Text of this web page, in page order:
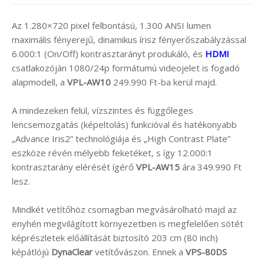
Az 1.280×720 pixel felbontású, 1.300 ANSI lumen
maximális fényerejű, dinamikus írisz fényerőszabályzással
6.000:1 (On/Off) kontrasztarányt produkáló, és HDMI
csatlakozóján 1080/24p formátumú videojelet is fogadó
alapmodell, a VPL-AW10 249.990 Ft-ba kerül majd.
A mindezeken felül, vízszintes és függőleges
lencsemozgatás (képeltolás) funkcióval és hatékonyabb
„Advance Iris2” technológiája és „High Contrast Plate”
eszköze révén mélyebb feketéket, s így 12.000:1
kontrasztarány elérését ígérő VPL-AW15 ára 349.990 Ft
lesz.
Mindkét vetítőhöz csomagban megvásárolható majd az
enyhén megvilágított környezetben is megfelelően sötét
képrészletek előállítását biztosító 203 cm (80 inch)
képátlójú DynaClear vetítővászon. Ennek a VPS-80DS